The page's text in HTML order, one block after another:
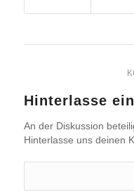
Hinterlasse
An der Diskussion
Hinterlasse uns deinen